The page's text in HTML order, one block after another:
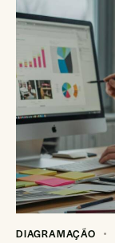
DIAGRAMAÇÃO